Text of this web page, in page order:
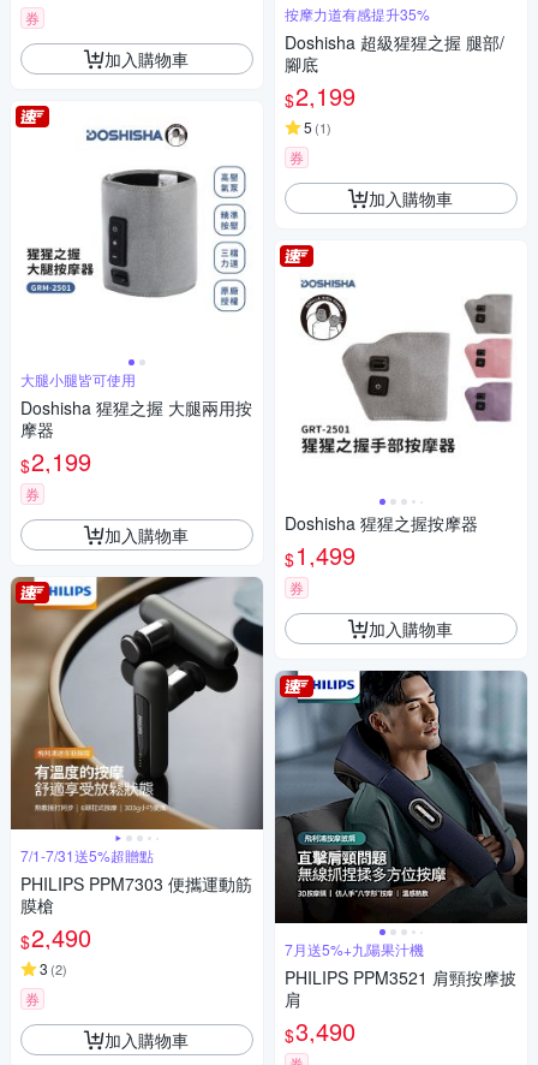
券
加入購物車
大腿小腿皆可使用
Doshisha 猩猩之握 大腿兩用按
摩器
$2,199
券
加入購物車
7/1-7/31送5%超贈點
PHILIPS PPM7303 便攜運動筋
膜槍
$2,490
3 (2)
券
加入購物車
按摩力道有感提升35%
Doshisha 超級猩猩之握 腿部/
腳底
$2,199
5 (1)
券
加入購物車
Doshisha 猩猩之握按摩器
$1,499
券
加入購物車
7月送5%+九陽果汁機
PHILIPS PPM3521 肩頸按摩披
肩
$3,490